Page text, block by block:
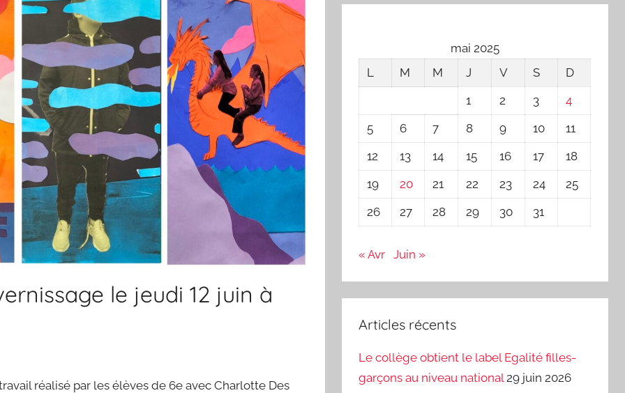
le jeudi 12 juin à
réalisé par les élèves de 6e avec Charlotte Des
mai 2025
L
M M J V S
D
1
2 3
4
5
6 7 8 9 10
11
12
13 14 15 16 17
18
19
20 21 22 23 24
25
26
27 28 29 30 31
« Avr Juin »
Articles récents
Le collège obtient le label Egalité filles-
garçons au niveau national 29 juin 2026